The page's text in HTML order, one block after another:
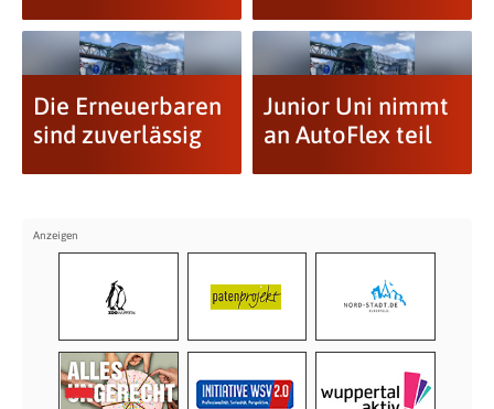
Die Erneuerbaren
sind zuverlässig
Junior Uni nimmt
an AutoFlex teil